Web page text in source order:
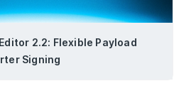
2.2: Flexible Payload
Signing